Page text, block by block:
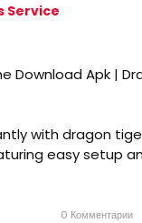
Service
Download Apk |
with dragon
easy setup
Tiger offers
for every mobile
0 Комментарии